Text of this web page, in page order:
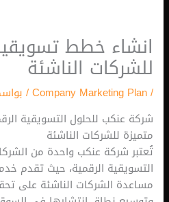
خطط تسويقية
الناشئة
Company/ بواسطة admin
للحلول التسويقية الرقمية
للشركات الناشئة
عنكب واحدة من الشركات
الرقمية، حيث تقدم خدمات
الشركات الناشئة على تحقيق